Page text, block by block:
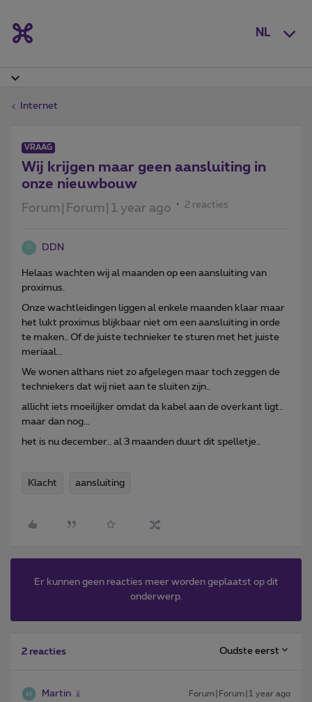
NL
Internet
VRAAG
Wij krijgen maar geen aansluiting in
onze nieuwbouw
Forum|Forum|1 year ago 2 reacties
D DDN
Helaas wachten wij al maanden op een aansluiting van
proximus.
Onze wachtleidingen liggen al enkele maanden klaar maar
het lukt proximus blijkbaar niet om een aansluiting in orde
te maken.. Of de juiste technieker te sturen met het juiste
meriaal...
We wonen althans niet zo afgelegen maar toch zeggen de
techniekers dat wij niet aan te sluiten zijn..
allicht iets moeilijker omdat da kabel aan de overkant ligt..
maar dan nog…
het is nu december.. al 3 maanden duurt dit spelletje..
Klacht aansluiting
Er kunnen geen reacties meer worden geplaatst op dit
onderwerp.
2 reacties Oudste eerst
Martin Forum|Forum|1 year ago